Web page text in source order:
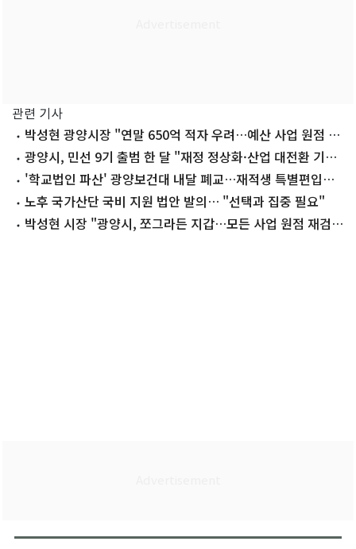
관련 기사
박성현 광양시장 "연말 650억 적자 우려…예산 사업 원점 재
검토"
광양시, 민선 9기 출범 한 달 "재정 정상화·산업 대전환 기
반"'학교법인 파산' 광양보건대 내달 폐교…재적생 특별편입학
추진노후 국가산단 국비 지원 법안 발의… "선택과 집중 필요"
박성현 시장 "광양시, 쪼그라든 지갑…모든 사업 원점 재검